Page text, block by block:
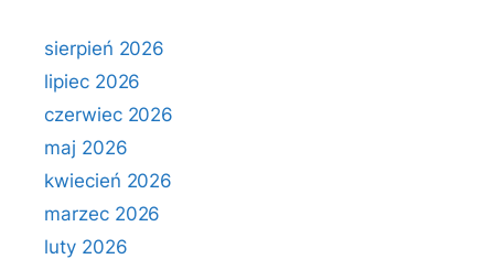
sierpień 2026
lipiec 2026
czerwiec 2026
maj 2026
kwiecień 2026
marzec 2026
luty 2026